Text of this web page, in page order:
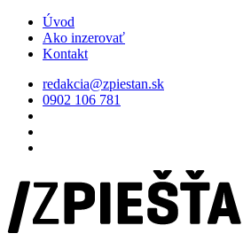
Úvod
Ako inzerovať
Kontakt
redakcia@zpiestan.sk
0902 106 781